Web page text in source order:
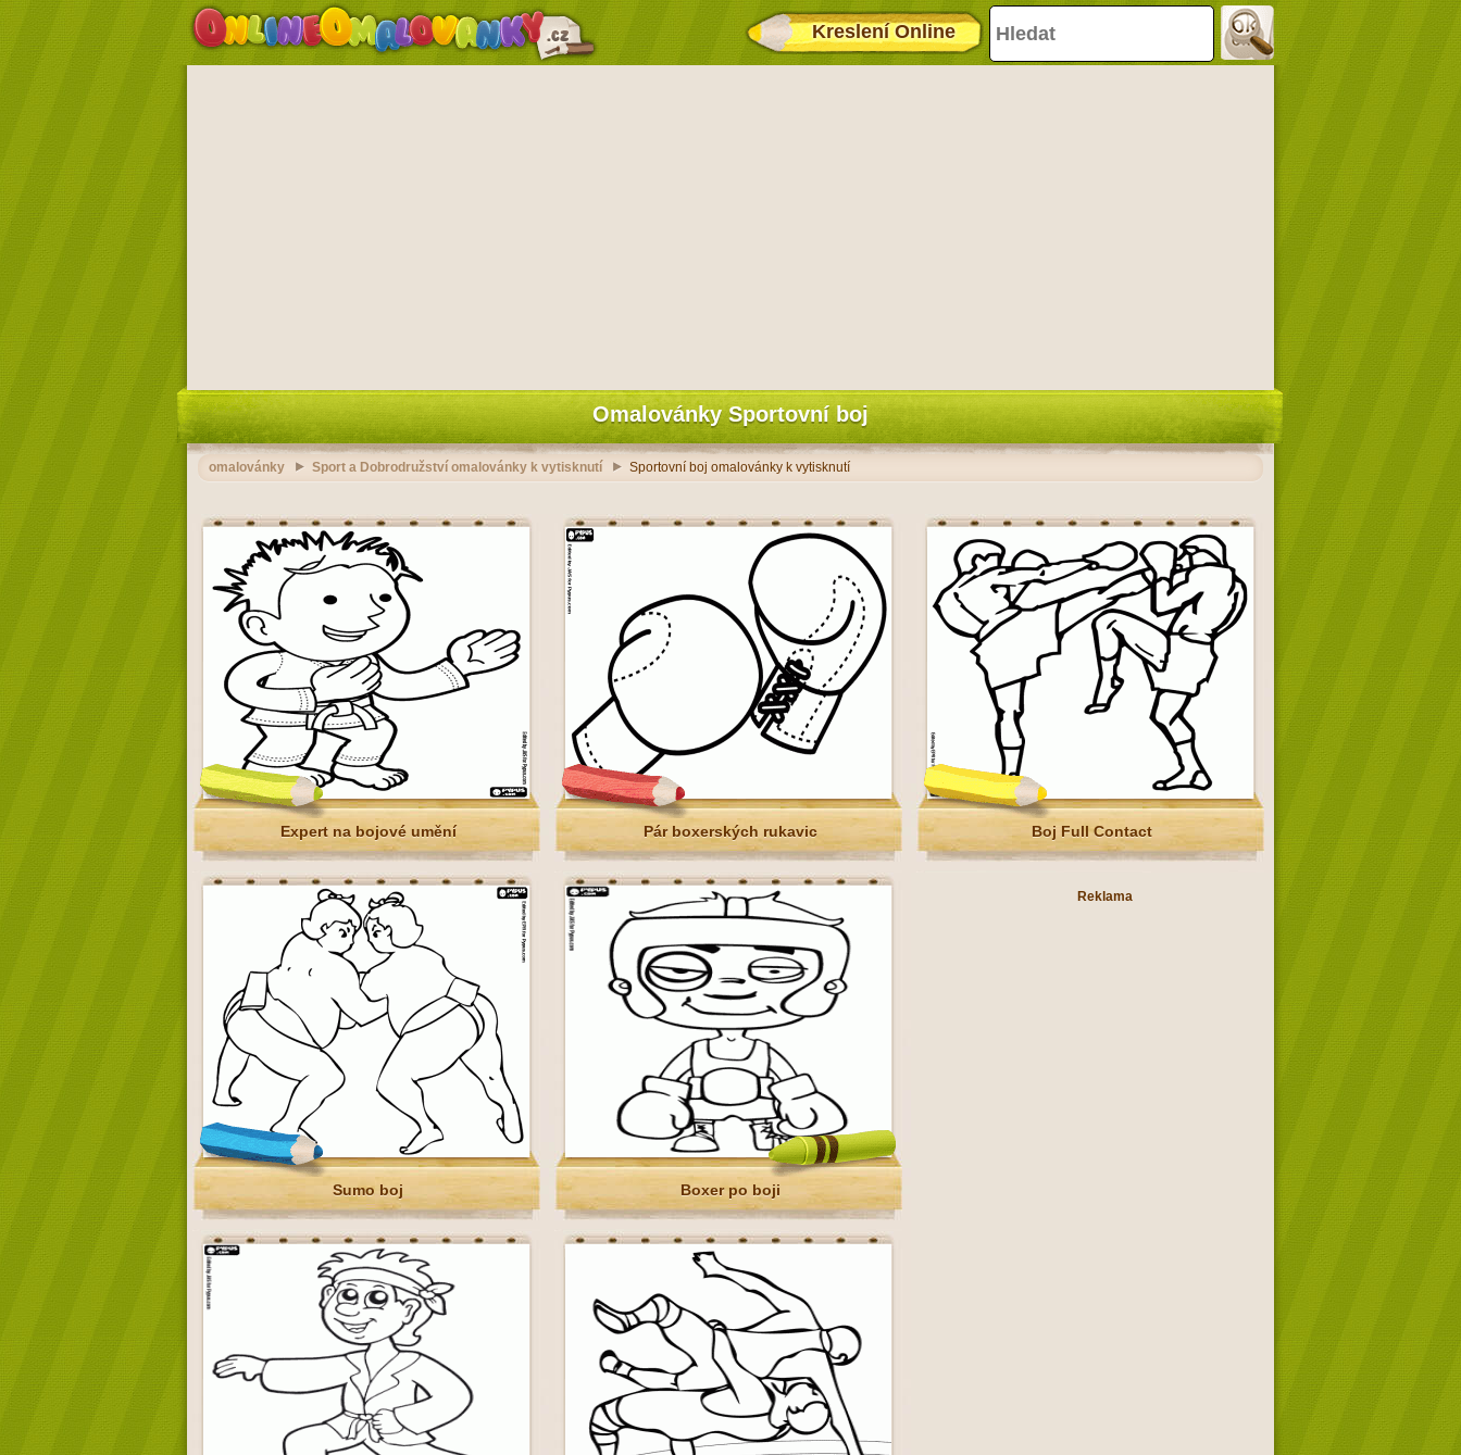
Kreslení Online
Omalovánky Sportovní boj
omalovánky Sport a Dobrodružství omalovánky k vytisknutí Sportovní boj omalovánky k vytisknutí
Expert na bojové umění Pár boxerských rukavic Boj Full Contact
Sumo boj Boxer po boji
Reklama